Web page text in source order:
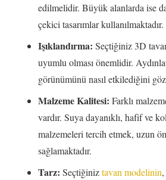
edilmelidir. Büyük alanlarda ise
çekici tasarımlar kullanılmaktadır.
Işıklandırma: Seçtiğiniz 3D
uyumlu olması önemlidir.
görünümünü nasıl etkilediğini
Malzeme Kalitesi: Farklı
vardır. Suya dayanıklı, hafif ve
malzemeleri tercih etmek, uzun
sağlamaktadır.
Tarz: Seçtiğiniztavan modelinin